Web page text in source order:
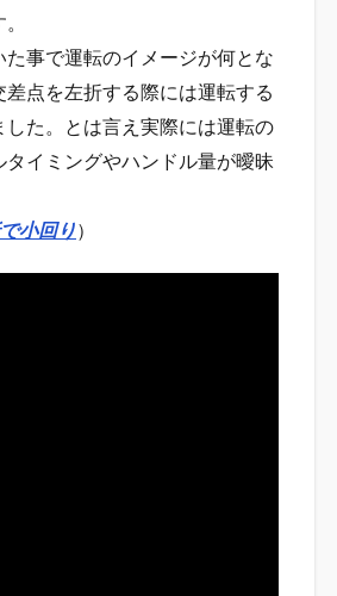
事で運転のイメージが何とな
点を左折する際には運転する
た。とは言え実際には運転の
イミングやハンドル量が曖昧
小回り）